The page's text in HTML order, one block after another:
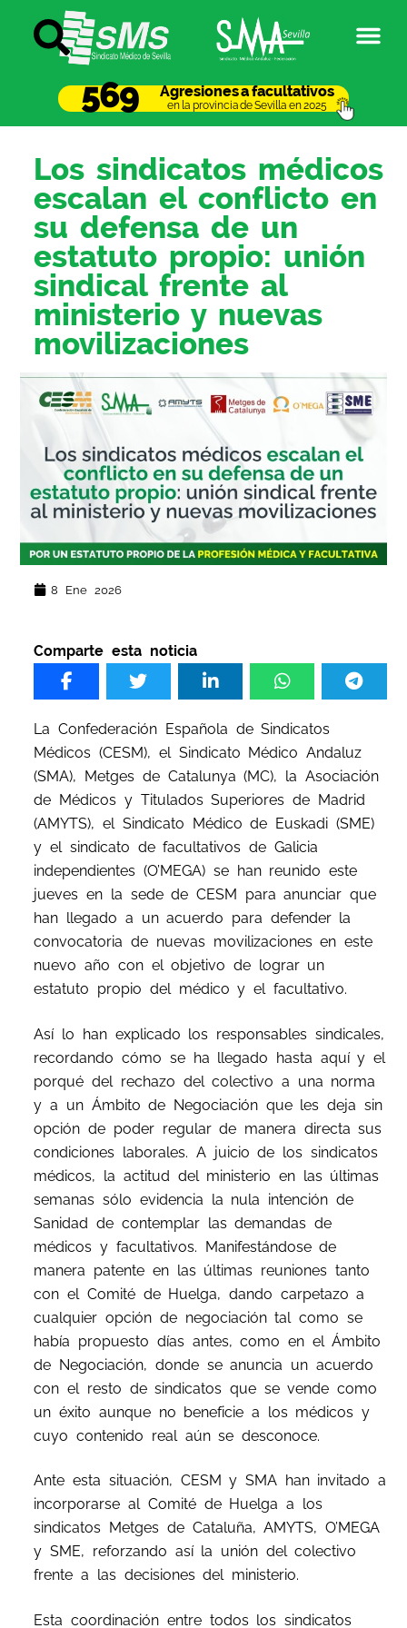
Agresiones a facultativos
en la provincia de Sevilla en 2025
569
Los sindicatos médicos
escalan el conflicto en
su defensa de un
estatuto propio: unión
sindical frente al
ministerio y nuevas
movilizaciones
8 Ene 2026
Comparte esta noticia
La Confederación Española de Sindicatos
Médicos (CESM), el Sindicato Médico Andaluz
(SMA), Metges de Catalunya (MC), la Asociación
de Médicos y Titulados Superiores de Madrid
(AMYTS), el Sindicato Médico de Euskadi (SME)
y el sindicato de facultativos de Galicia
independientes (O’MEGA) se han reunido este
jueves en la sede de CESM para anunciar que
han llegado a un acuerdo para defender la
convocatoria de nuevas movilizaciones en este
nuevo año con el objetivo de lograr un
estatuto propio del médico y el facultativo.
Así lo han explicado los responsables sindicales,
recordando cómo se ha llegado hasta aquí y el
porqué del rechazo del colectivo a una norma
y a un Ámbito de Negociación que les deja sin
opción de poder regular de manera directa sus
condiciones laborales. A juicio de los sindicatos
médicos, la actitud del ministerio en las últimas
semanas sólo evidencia la nula intención de
Sanidad de contemplar las demandas de
médicos y facultativos. Manifestándose de
manera patente en las últimas reuniones tanto
con el Comité de Huelga, dando carpetazo a
cualquier opción de negociación tal como se
había propuesto días antes, como en el Ámbito
de Negociación, donde se anuncia un acuerdo
con el resto de sindicatos que se vende como
un éxito aunque no beneficie a los médicos y
cuyo contenido real aún se desconoce.
Ante esta situación, CESM y SMA han invitado a
incorporarse al Comité de Huelga a los
sindicatos Metges de Cataluña, AMYTS, O’MEGA
y SME, reforzando así la unión del colectivo
frente a las decisiones del ministerio.
Esta coordinación entre todos los sindicatos